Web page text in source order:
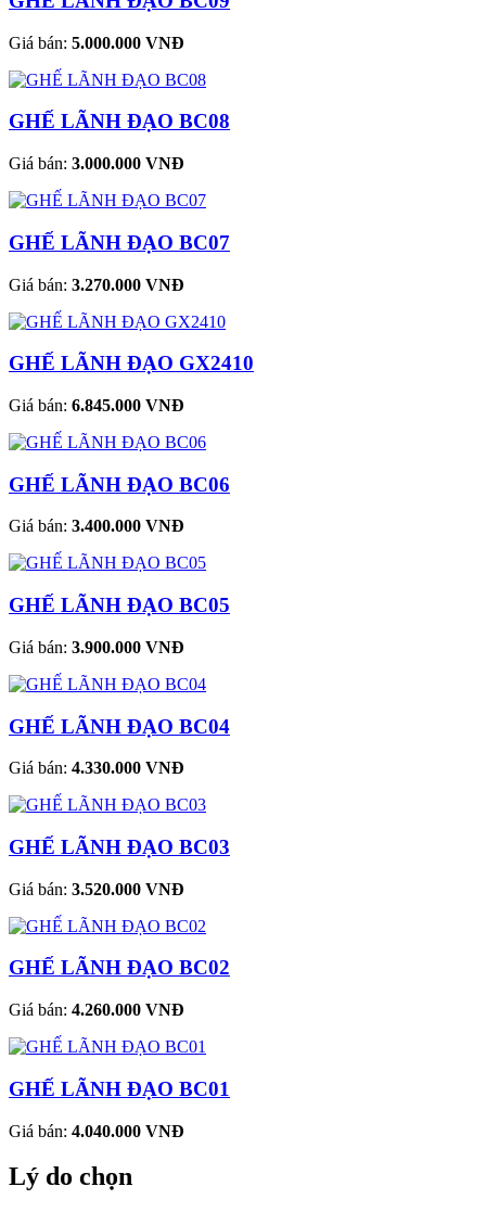
Giá bán: 5.000.000 VNĐ
GHẾ LÃNH ĐẠO BC08
Giá bán: 3.000.000 VNĐ
GHẾ LÃNH ĐẠO BC07
Giá bán: 3.270.000 VNĐ
GHẾ LÃNH ĐẠO GX2410
Giá bán: 6.845.000 VNĐ
GHẾ LÃNH ĐẠO BC06
Giá bán: 3.400.000 VNĐ
GHẾ LÃNH ĐẠO BC05
Giá bán: 3.900.000 VNĐ
GHẾ LÃNH ĐẠO BC04
Giá bán: 4.330.000 VNĐ
GHẾ LÃNH ĐẠO BC03
Giá bán: 3.520.000 VNĐ
GHẾ LÃNH ĐẠO BC02
Giá bán: 4.260.000 VNĐ
GHẾ LÃNH ĐẠO BC01
Giá bán: 4.040.000 VNĐ
Lý do chọn